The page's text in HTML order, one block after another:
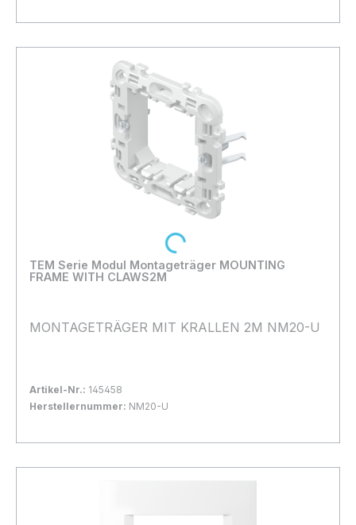
In den Warenkorb
TEM Serie Modul Montageträger MOUNTING
FRAME WITH CLAWS2M
MONTAGETRÄGER MIT KRALLEN 2M NM20-U
Artikel-Nr.: 145458
Herstellernummer: NM20-U
In den Warenkorb
Loading...